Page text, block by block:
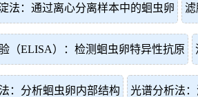
法：通过离心分离样本中的蛔虫卵 滤
（ELISA）：检测蛔虫卵特异性抗原
：分析蛔虫卵内部结构 光谱分析法